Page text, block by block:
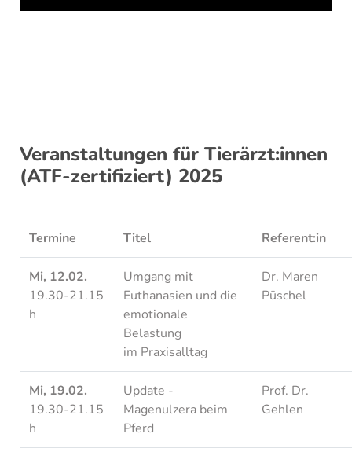
Veranstaltungen für Tierärzt:innen
(ATF-zertifiziert) 2025
Termine Titel Referent:in
Mi, 12.02.
19.30-21.15
h
Umgang mit
Euthanasien und die
emotionale
Belastung
im Praxisalltag
Dr. Maren
Püschel
Mi, 19.02.
19.30-21.15
h
Update -
Magenulzera beim
Pferd
Prof. Dr.
Gehlen